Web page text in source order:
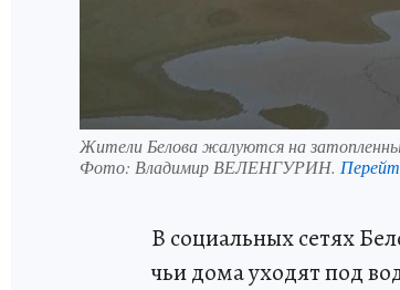
Жители Белова жалуются на
Фото: Владимир ВЕЛЕНГУРИН.
В социальных сетях
чьи дома уходят под